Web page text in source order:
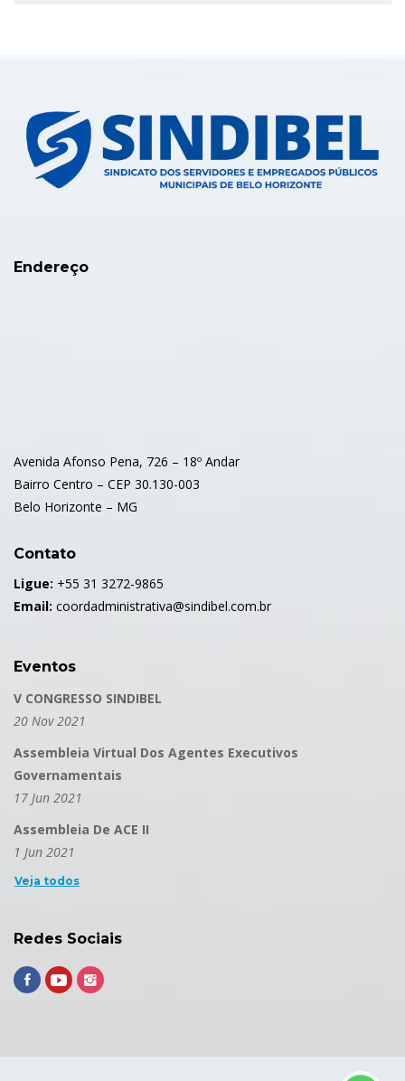
Endereço
Avenida Afonso Pena, 726 – 18º Andar
Bairro Centro – CEP 30.130-003
Belo Horizonte – MG
Contato
Ligue: +55 31 3272-9865
Email: coordadministrativa@sindibel.com.br
Eventos
V CONGRESSO SINDIBEL
20 Nov 2021
Assembleia Virtual Dos Agentes Executivos
Governamentais
17 Jun 2021
Assembleia De ACE II
1 Jun 2021
Veja todos
Redes Sociais